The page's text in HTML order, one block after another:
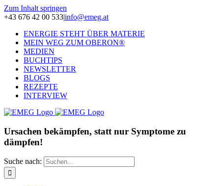
Zum Inhalt springen
+43 676 42 00 533|info@emeg.at
ENERGIE STEHT ÜBER MATERIE
MEIN WEG ZUM OBERON®
MEDIEN
BUCHTIPS
NEWSLETTER
BLOGS
REZEPTE
INTERVIEW
Ursachen bekämpfen, statt nur Symptome zu
dämpfen!
Suche nach: